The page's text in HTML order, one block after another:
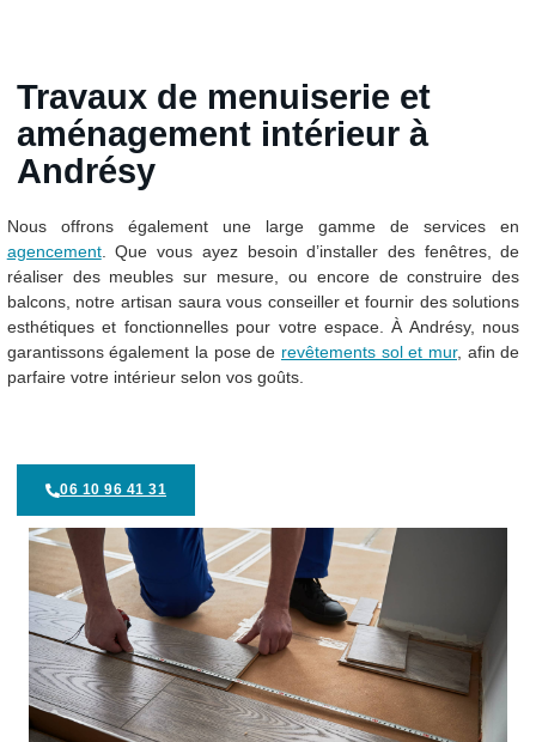
Travaux de menuiserie et
aménagement intérieur à
Andrésy
Nous offrons également une large gamme de services en
agencement. Que vous ayez besoin d’installer des fenêtres, de
réaliser des meubles sur mesure, ou encore de construire des
balcons, notre artisan saura vous conseiller et fournir des solutions
esthétiques et fonctionnelles pour votre espace. À Andrésy, nous
garantissons également la pose de revêtements sol et mur, afin de
parfaire votre intérieur selon vos goûts.
06 10 96 41 31